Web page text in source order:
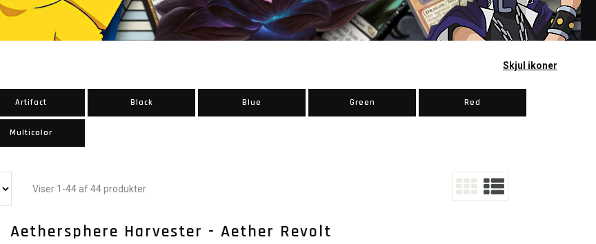
Skjul ikoner
Artifact Black Blue Green Red
Multicolor
Viser 1-44 af 44 produkter
Aethersphere Harvester - Aether Revolt